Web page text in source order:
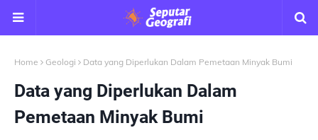
Home Geologi Data yang Diperlukan Dalam Pemetaan Minyak Bumi
Data yang Diperlukan Dalam
Pemetaan Minyak Bumi